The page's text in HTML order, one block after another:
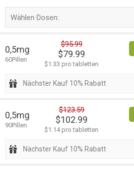
Wählen Dosen:
0,5mg
60Pillen
$95.99
$79.99
$1.33 pro tabletten
Nächster Kauf 10% Rabatt
0,5mg
90Pillen
$123.59
$102.99
$1.14 pro tabletten
Nächster Kauf 10% Rabatt